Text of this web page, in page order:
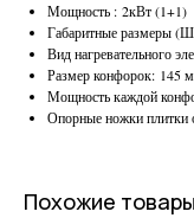
Мощность : 2кВт (1+1)
Габаритные размеры
Вид нагревательного
Размер конфорок: 145
Мощность каждой
Опорные ножки плитки
Похожие товары